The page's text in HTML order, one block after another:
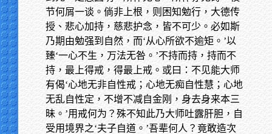
节何屑一谈。倘非上根，则困知勉行，大德传
授、悲心加持，慈悲护念，皆不可少。必如斯
乃期由勉强到自然，而‘从心所欲不逾矩。’以
臻‘一心不生，万法无咎。’不持而持，持而不
持，最上得戒，得最上戒。或曰：不见能大师
有偈‘心地无非自性戒；心地无痴自性慧；心地
无乱自性定，不增不减自金刚，身去身来本三
昧。’用戒何为？殊不知此乃大师吐露肝胆，自
受用境界之‘夫子自道。’吾辈何人？竟敢造次